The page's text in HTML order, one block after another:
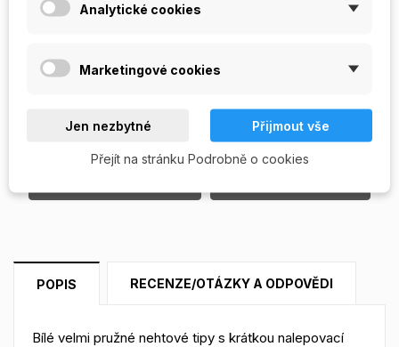
PŘIDAT DO KOŠÍKU
POPIS RECENZE/OTÁZKY A ODPOVĚDI
Bílé velmi pružné nehtové tipy s krátkou nalepovací
Analytické cookies
Marketingové cookies
Jen nezbytné Přijmout vše
Přejít na stránku Podrobně o cookies